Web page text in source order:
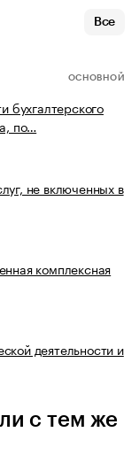
Все
ОСНОВНОЙ
бухгалтерского
по…
не включенных в
комплексная
деятельности и
с тем же